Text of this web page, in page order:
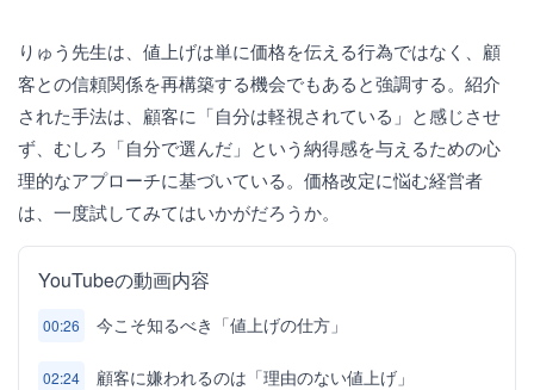
りゅう先生は、値上げは単に価格を伝える行為ではなく、顧
客との信頼関係を再構築する機会でもあると強調する。紹介
された手法は、顧客に「自分は軽視されている」と感じさせ
ず、むしろ「自分で選んだ」という納得感を与えるための心
理的なアプローチに基づいている。価格改定に悩む経営者
は、一度試してみてはいかがだろうか。
YouTubeの動画内容
00:26 今こそ知るべき「値上げの仕方」
02:24 顧客に嫌われるのは「理由のない値上げ」